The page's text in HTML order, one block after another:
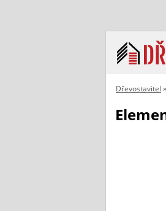
Dřevostavitel »